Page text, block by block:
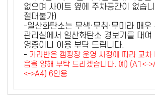
없으며 사이트 옆에 주차공간이 없습
절대불가)
-일산화탄소는 무색·무취·무미라 매우
관리실에서 일산화탄소 경보기를 대여
영중이니 이용 부탁 드립니다.
- 카라반은 캠핑장 운영 사정에 따라 교차
음을 양해 부탁 드리겠습니다. 예) (A1<-
<->A4) 6인용